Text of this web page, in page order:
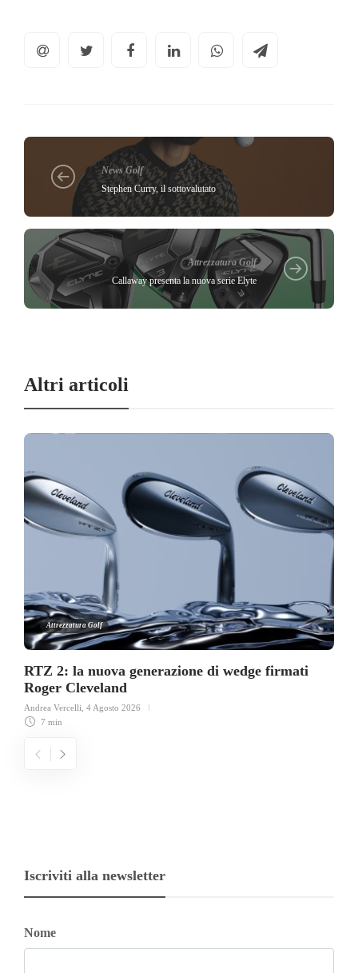
News Golf
Stephen Curry, il sottovalutato
Attrezzatura Golf
Callaway presenta la nuova serie Elyte
Altri articoli
Attrezzatura Golf
RTZ 2: la nuova generazione di wedge firmati
Roger Cleveland
Andrea Vercelli 4 Agosto 2026
7 min
Iscriviti alla newsletter
Nome